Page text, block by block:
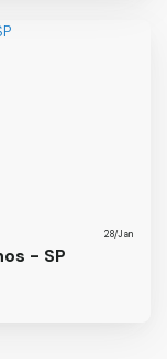
28/Jan
- SP